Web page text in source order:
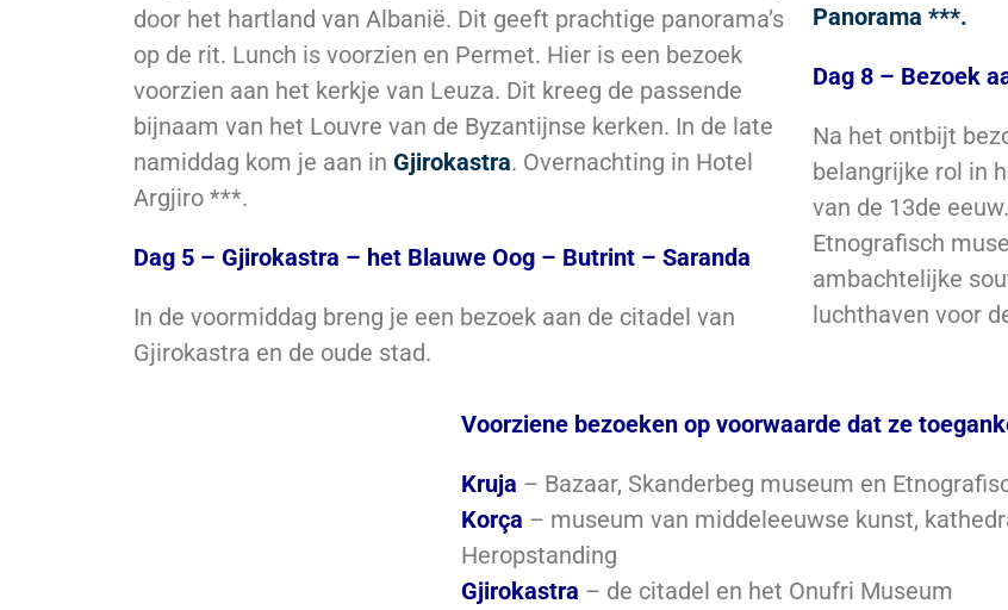
door het hartland van Albanië. Dit geeft prachtige panorama’s
op de rit. Lunch is voorzien en Permet. Hier is een bezoek
voorzien aan het kerkje van Leuza. Dit kreeg de passende
bijnaam van het Louvre van de Byzantijnse kerken. In de late
namiddag kom je aan in Gjirokastra. Overnachting in Hotel
Argjiro ***.
Dag 5 – Gjirokastra – het Blauwe Oog – Butrint – Saranda
In de voormiddag breng je een bezoek aan de citadel van
Gjirokastra en de oude stad.
Panorama ***.
Dag 8 – Bezoek
Na het ontbijt
belangrijke rol in
van de 13de
Etnografisch
ambachtelijke
luchthaven voor
Voorziene bezoeken op voorwaarde dat ze
Kruja – Bazaar, Skanderbeg museum en
Korça – museum van middeleeuwse kunst,
Heropstanding
Gjirokastra – de citadel en het Onufri Museum